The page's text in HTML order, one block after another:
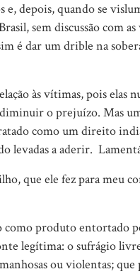
depois, quando se
sem discussão com
é dar um drible na
às vítimas, pois elas
o prejuízo. Mas
como um direito
levadas a aderir.
que ele fez para meu
como produto entortado
legítima: o sufrágio
ou violentas;